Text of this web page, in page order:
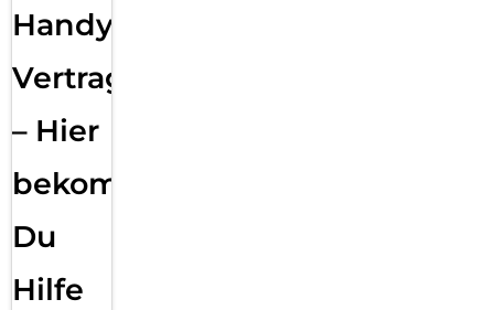
Handy
Vertragsabwicklung
– Hier
bekommst
Du
Hilfe